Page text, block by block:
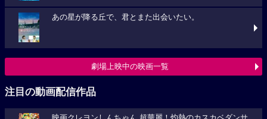
あの星が降る丘で、君とまた出会いたい。
劇場上映中の映画一覧
注目の動画配信作品